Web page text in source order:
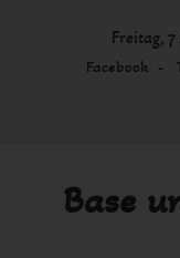
Freitag,
Facebook
Base